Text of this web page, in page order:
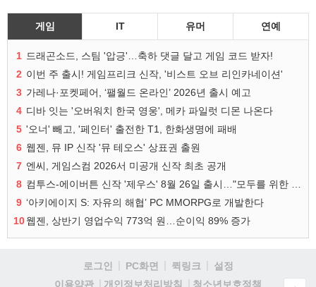
게임 IT 유머 연예
1 드래곤소드, 스팀 '압긍'…축하 댓글 달고 게임 코드 받자!
2 이번 주 출시! 게임프리크 신작, '비스트 오브 리인카네이션'
3 가레나·포켓페어, ‘팰월드 온라인’ 2026년 출시 예고
4 디바 잇는 '오버워치 한국 영웅', 메카 파일럿 디몬 나온다
5 '오너' 빼고, '페인터' 출전한 T1, 한화생명에 패배
6 웹젠, 뮤 IP 신작 '뮤 테오스' 상표권 출원
7 엔씨, 게임스컴 2026서 미공개 신작 최초 공개
8
9 ‘아키에이지 S: 자유의 해협’ PC MMORPG로 개발한다
10웹젠, 상반기 영업수익 773억 원…순이익 89% 증가
로그인 PC화면 퀵링크
설정
이용약관
개인정보처리방침 청소년보호정책